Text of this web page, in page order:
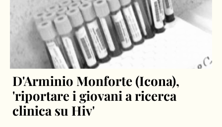
D'Arminio Monforte (Icona),
'riportare i giovani a ricerca
clinica su Hiv'